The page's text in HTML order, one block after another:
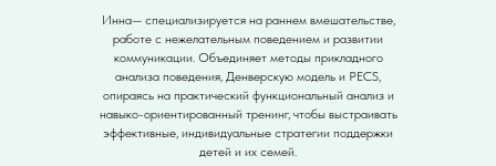
Инна— специализируется на раннем вмешательстве,
работе с нежелательным поведением и развитии
коммуникации. Объединяет методы прикладного
анализа поведения, Денверскую модель и PECS,
опираясь на практический функциональный анализ и
навыко-ориентированный тренинг, чтобы выстраивать
эффективные, индивидуальные стратегии поддержки
детей и их семей.